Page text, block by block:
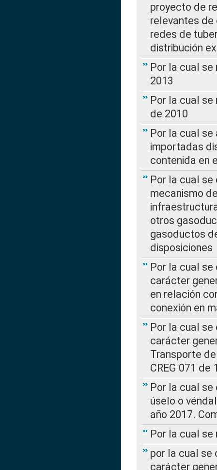
proyecto de
relevantes de
redes de
distribución
Por la cual se
2013
Por la cual se
de 2010
Por la cual
importadas
contenida en
Por la cual se
mecanismo
otros
gasoductos
disposiciones
Por la cual
carácter
en relación
conexión en
Por la cual
carácter
Transporte
CREG 071 de
Por la cual
úselo o
año 2017.
Por la cual se
por la cual se
carácter